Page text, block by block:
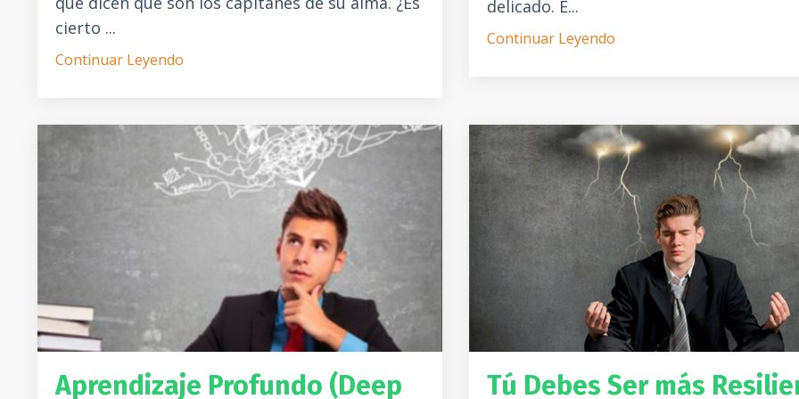
cierto ...
Continuar Leyendo
delicado. E...
Continuar Leyendo
Aprendizaje Profundo (Deep Tú Debes Ser más